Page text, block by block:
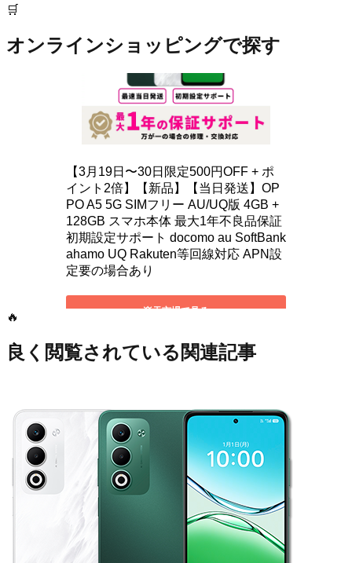
🛒
オンラインショッピングで探す
🔥
良く閲覧されている関連記事